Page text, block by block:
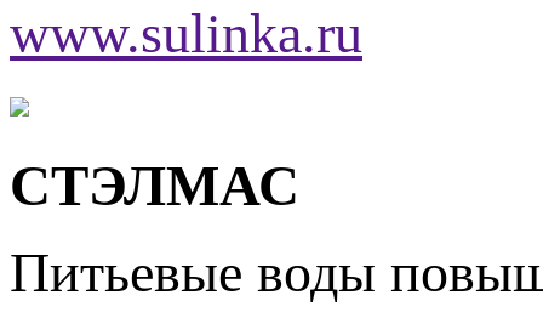
www.sulinka.ru
СТЭЛМАС
Питьевые воды